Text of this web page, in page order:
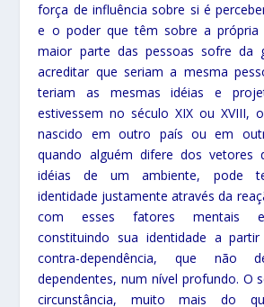
força de influência sobre si é
e o poder que têm sobre a própria
maior parte das pessoas sofre da
acreditar que seriam a mesma
teriam as mesmas idéias e
estivessem no século XIX ou XVIII,
nascido em outro país ou em
quando alguém difere dos vetores
idéias de um ambiente, pode
identidade justamente através da
com esses fatores mentais
constituindo sua identidade a
contra-dependência, que não
dependentes, num nível profundo. O
circunstância, muito mais do